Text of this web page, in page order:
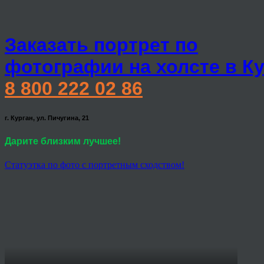
Заказать портрет по
фотографии на холсте в
8 800 222 02 86
г. Курган, ул. Пичугина, 21
Дарите близким лучшее!
Статуэтка по фото с портретным сходством!